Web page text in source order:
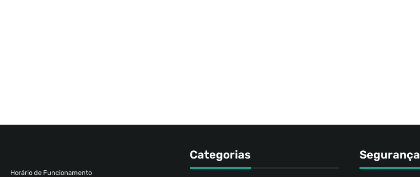
Horário de Funcionamento
Categorias Segurança